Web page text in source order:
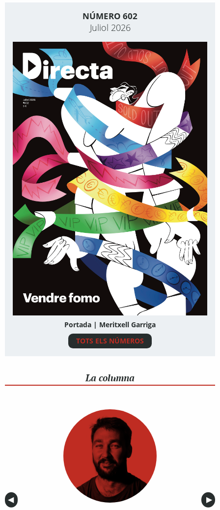
NÚMERO 602
Juliol 2026
Portada | Meritxell Garriga
TOTS ELS NÚMEROS
La columna
Anterior
◀︎ ▶︎